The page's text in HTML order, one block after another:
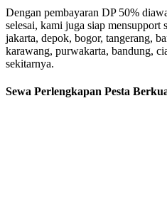
Dengan pembayaran DP 50%
selesai, kami juga siap mensupport
jakarta, depok, bogor, tangerang,
karawang, purwakarta, bandung,
sekitarnya.
Sewa Perlengkapan Pesta